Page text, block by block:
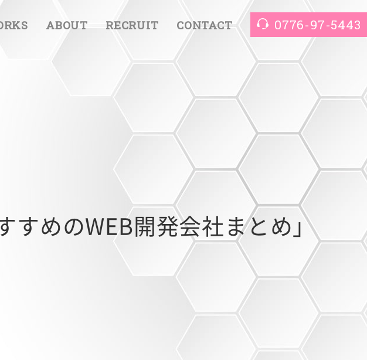
ABOUT RECRUIT CONTACT 0776-97-5443
すめのWEB開発会社まとめ」